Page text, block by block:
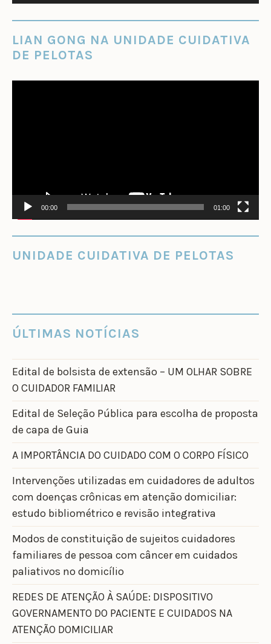
LIAN GONG NA UNIDADE CUIDATIVA
DE PELOTAS
00:00 01:00
UNIDADE CUIDATIVA DE PELOTAS
ÚLTIMAS NOTÍCIAS
Edital de bolsista de extensão – UM OLHAR SOBRE
O CUIDADOR FAMILIAR
Edital de Seleção Pública para escolha de proposta
de capa de Guia
A IMPORTÂNCIA DO CUIDADO COM O CORPO FÍSICO
Intervenções utilizadas em cuidadores de adultos
com doenças crônicas em atenção domiciliar:
estudo bibliométrico e revisão integrativa
Modos de constituição de sujeitos cuidadores
familiares de pessoa com câncer em cuidados
paliativos no domicílio
REDES DE ATENÇÃO À SAÚDE: DISPOSITIVO
GOVERNAMENTO DO PACIENTE E CUIDADOS NA
ATENÇÃO DOMICILIAR